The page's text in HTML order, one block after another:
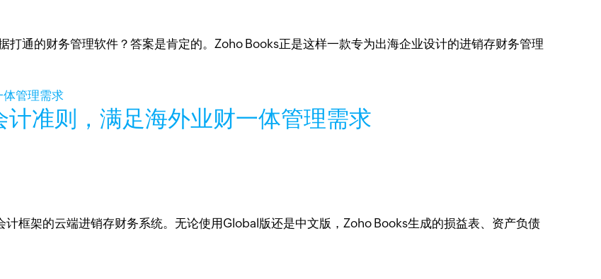
通的财务管理软件？答案是肯定的。Zoho Books正是这样一款专为出海企业设计的进销存财务管理
准则，满足海外业财一体管理需求
框架的云端进销存财务系统。无论使用Global版还是中文版，Zoho Books生成的损益表、资产负债